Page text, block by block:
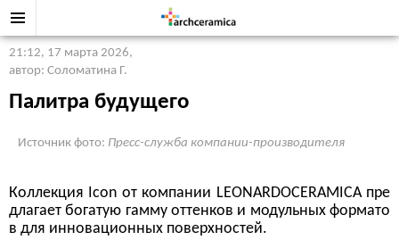
21:12, 17 марта 2026,
автор: Соломатина Г.
Палитра будущего
Источник фото: Пресс-служба компании-производителя
Коллекция Icon от компании LEONARDOCERAMICA пре
длагает богатую гамму оттенков и модульных формато
в для инновационных поверхностей.